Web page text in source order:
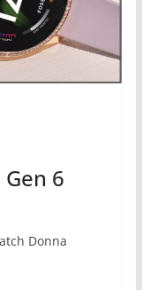
6
Donna